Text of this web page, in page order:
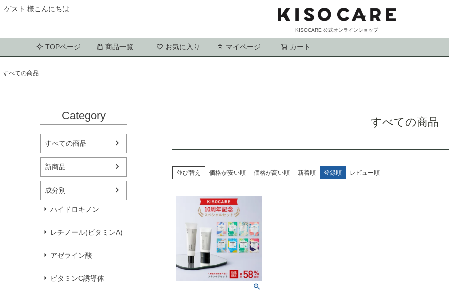
ゲスト 様こんにちは
KISOCARE 公式オンラインショップ
TOPページ 商品一覧 お気に入り マイページ カート
すべての商品
Category
すべての商品
新商品
成分別
ハイドロキノン
レチノール(ビタミンA)
アゼライン酸
ビタミンC誘導体
すべての商品
並び替え 価格が安い順 価格が高い順 新着順 登録順 レビュー順